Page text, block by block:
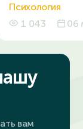
Психология
1 043
06
вам